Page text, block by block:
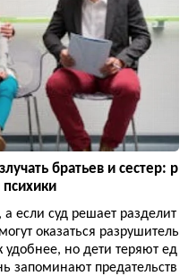
братьев и сестер: р
если суд решает разделит
оказаться разрушитель
но дети теряют ед
запоминают предательств